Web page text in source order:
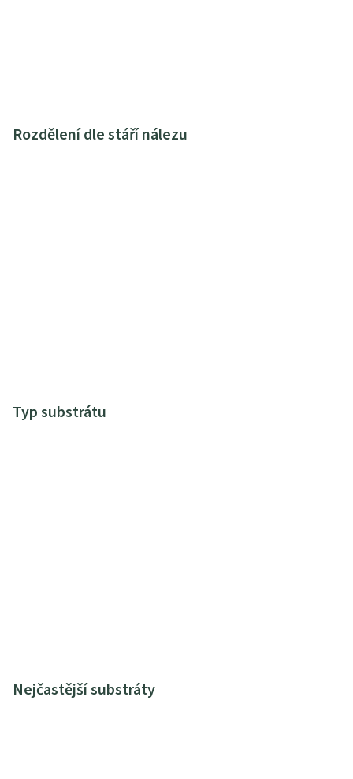
Rozdělení dle stáří nálezu
Typ substrátu
Nejčastější substráty